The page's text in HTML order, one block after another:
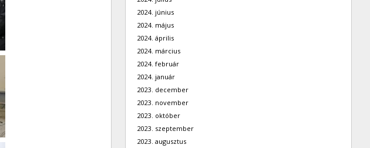
2024. június
2024. május
2024. április
2024. március
2024. február
2024. január
2023. december
2023. november
2023. október
2023. szeptember
2023. augusztus